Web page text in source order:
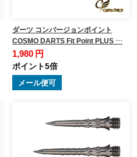
ダーツ コンバージョンポイント
COSMO DARTS Fit Point PLUS …
1,980 円
ポイント5倍
メール便可